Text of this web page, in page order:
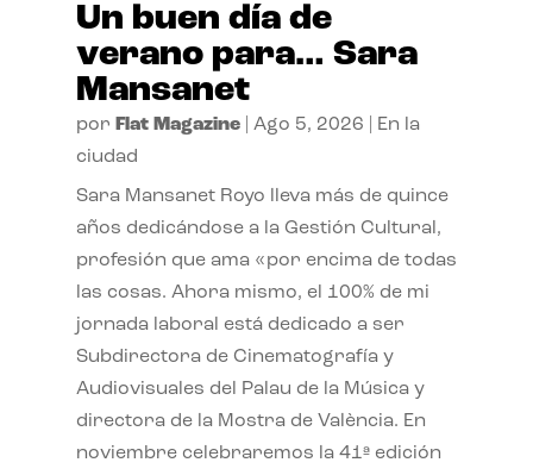
Un buen día de
verano para… Sara
Mansanet
por Flat Magazine| Ago 5, 2026
En la
ciudad
Sara Mansanet Royo lleva más de quince
años dedicándose a la Gestión Cultural,
profesión que ama «por encima de todas
las cosas. Ahora mismo, el 100% de mi
jornada laboral está dedicado a ser
Subdirectora de Cinematografía y
Audiovisuales del Palau de la Música y
directora de la Mostra de València. En
noviembre celebraremos la 41ª edición